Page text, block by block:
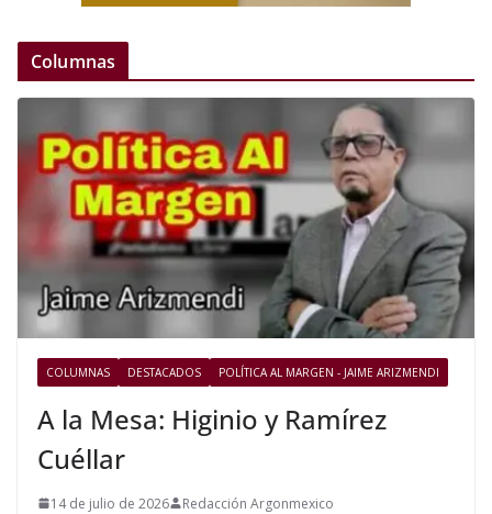
Columnas
COLUMNAS DESTACADOS POLÍTICA AL MARGEN - JAIME ARIZMENDI
A la Mesa: Higinio y Ramírez
Cuéllar
14 de julio de 2026 Redacción Argonmexico